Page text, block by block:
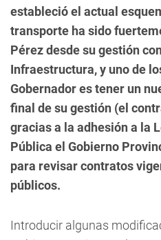
estableció el actual
transporte ha sido
Pérez desde su gestión
Infraestructura, y uno de
Gobernador es tener un
final de su gestión (el
gracias a la adhesión a la
Pública el Gobierno
para revisar contratos
públicos.
Introducir algunas